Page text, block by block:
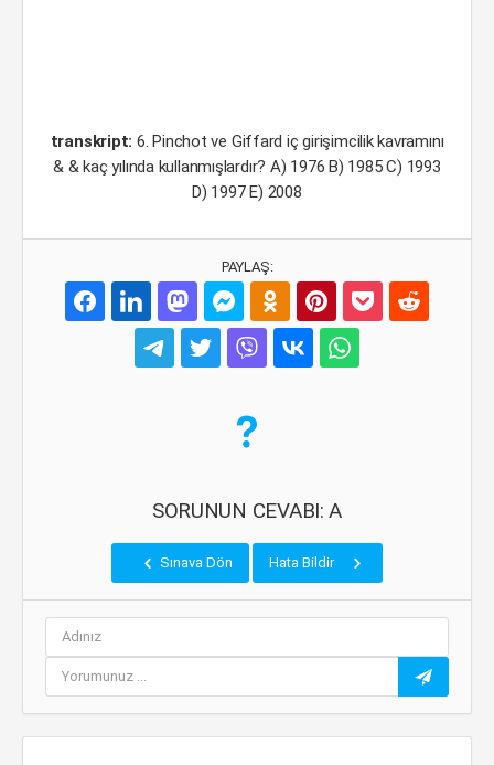
transkript: 6. Pinchot ve Giffard iç girişimcilik kavramını
& & kaç yılında kullanmışlardır? A) 1976 B) 1985 C) 1993
D) 1997 E) 2008
PAYLAŞ:
SORUNUN CEVABI: A
Sınava Dön Hata Bildir